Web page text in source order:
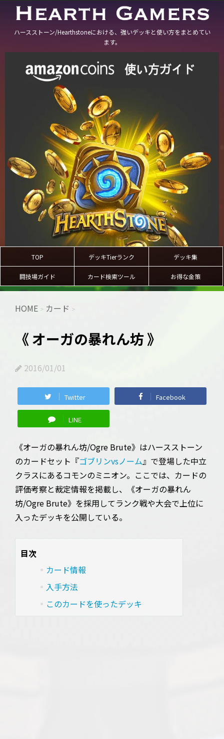
ハースストーン/Hearthstoneにおける、強いデッキと使い方をまとめてい
ます。
TOP デッキTierランク デッキ集
闘技場ガイド カード検索ツール お得な金策
HOME > カード >
《 オーガの暴れん坊 》
2016/01/01
Twitter Facebook
LINE
《オーガの暴れん坊/Ogre Brute》はハースストーン
のカードセット『ゴブリンvsノーム』で登場した中立
クラスにあるコモンのミニオン。ここでは、カードの
評価考察と裁定情報を掲載し、《オーガの暴れん
坊/Ogre Brute》を採用してランク戦や大会で上位に
入ったデッキを公開している。
目次
カード情報
入手方法
このカードを使ったデッキ